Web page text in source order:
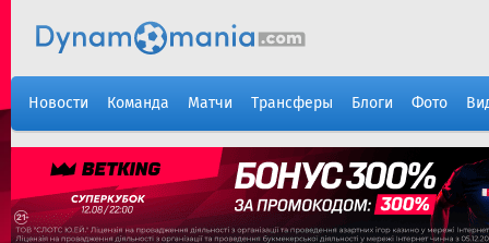
Новости Команда Матчи Трансферы Блоги Фото